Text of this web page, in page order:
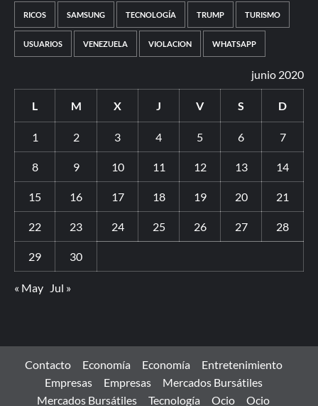
RICOS SAMSUNG TECNOLOGÍA TRUMP TURISMO
USUARIOS VENEZUELA VIOLACION WHATSAPP
junio 2020
L M X J V S D
1 2 3 4 5 6 7
8 9 10 11 12 13 14
15 16 17 18 19 20 21
22 23 24 25 26 27 28
29 30
« May Jul »
Contacto Economía Economía
Entretenimiento
Empresas
Empresas
Mercados Bursátiles
Mercados Bursátiles
Tecnología Ocio Ocio